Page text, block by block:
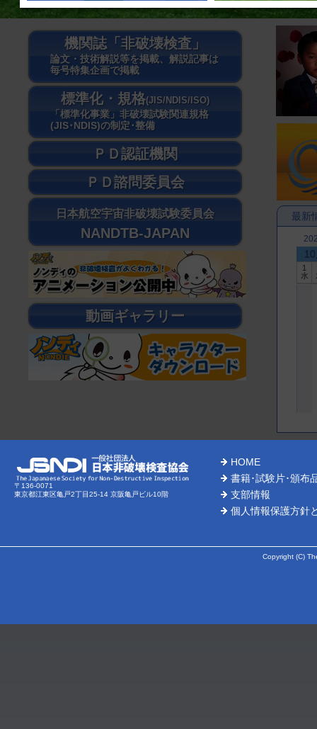
機関誌「非破壊検査」
論文・技術解説等を掲載、解説記事は
毎号特集企画で掲載
標準化・規格(JIS/NDIS/ISO)
「標準化事業」非破壊試験関連規格
(JIS･NDIS)の制定･整備
ＰＤ認証機関
ＰＤ諮問委員会
日本航空宇宙非破壊試験委員会
NANDTB-JAPAN
動画ギャラリー
最新
1
水
〒136-0071
東京都江東区亀戸2丁目25-14 京阪亀戸ビル10階
HOME
書籍･試験片･頒布
支部情報
個人情報保護方針
Copyright (C)